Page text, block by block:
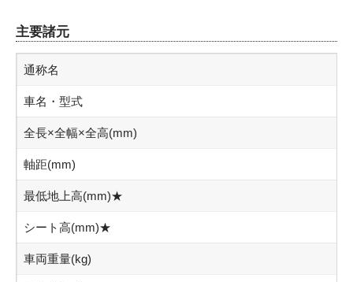
主要諸元
通称名
車名・型式
全長×全幅×全高(mm)
軸距(mm)
最低地上高(mm)★
シート高(mm)★
車両重量(kg)